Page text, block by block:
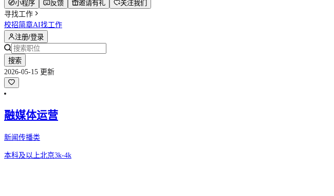
小程序 反馈 邀请有礼
关注我们
寻找工作
校招简章AI找工作
注册/登录
搜索
2026-05-15 更新
融媒体运营
新闻传播类
本科及以上北京3k-4k